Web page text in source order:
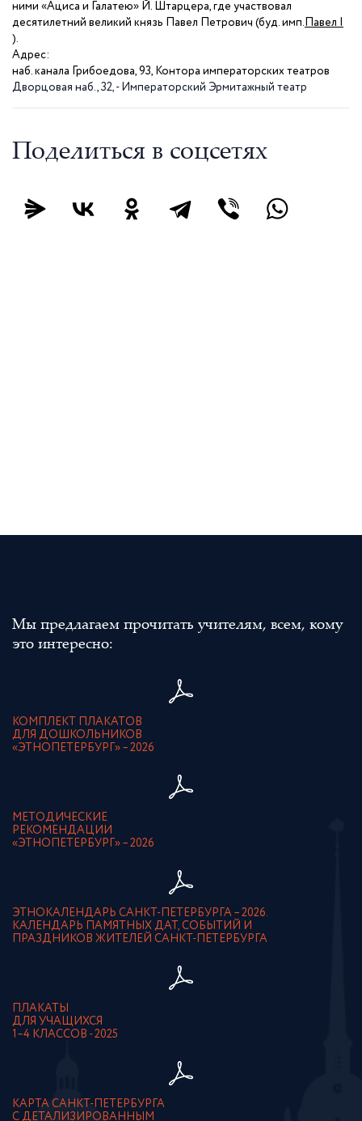
ними «Ациса и Галатею» Й. Штарцера, где участвовал
десятилетний великий князь Павел Петрович (буд. имп. Павел I
).
Адрес:
наб. канала Грибоедова, 93, Контора императорских театров
Дворцовая наб., 32, - Императорский Эрмитажный театр
Поделиться в соцсетях
Мы предлагаем прочитать учителям, всем, кому
это интересно:
КОМПЛЕКТ ПЛАКАТОВ
ДЛЯ ДОШКОЛЬНИКОВ
«ЭТНОПЕТЕРБУРГ» – 2026
МЕТОДИЧЕСКИЕ
РЕКОМЕНДАЦИИ
«ЭТНОПЕТЕРБУРГ» – 2026
ЭТНОКАЛЕНДАРЬ САНКТ-ПЕТЕРБУРГА – 2026.
КАЛЕНДАРЬ ПАМЯТНЫХ ДАТ, СОБЫТИЙ И
ПРАЗДНИКОВ ЖИТЕЛЕЙ САНКТ-ПЕТЕРБУРГА
ПЛАКАТЫ
ДЛЯ УЧАЩИХСЯ
1–4 КЛАССОВ - 2025
КАРТА САНКТ-ПЕТЕРБУРГА
С ДЕТАЛИЗИРОВАННЫМ